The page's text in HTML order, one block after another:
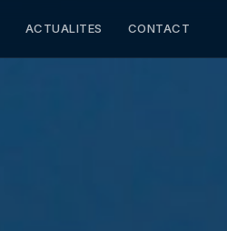
ACTUALITES CONTACT